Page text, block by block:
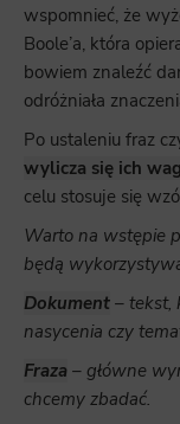
wspomnieć, że
Boole’a, która
bowiem znaleźć
odróżniała
Po ustaleniu fraz
wylicza się ich
celu stosuje się
Warto na wstępie
będą
Dokument – tekst,
nasycenia czy
Fraza – główne
chcemy zbadać.